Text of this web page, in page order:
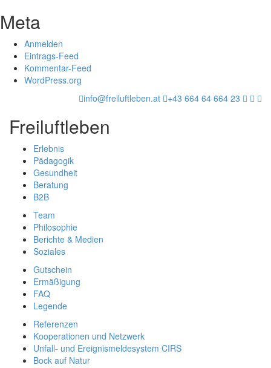
Meta
Anmelden
Eintrags-Feed
Kommentar-Feed
WordPress.org
info@freiluftleben.at
+43 664 64 664 23
Freiluftleben
Erlebnis
Pädagogik
Gesundheit
Beratung
B2B
Team
Philosophie
Berichte & Medien
Soziales
Gutschein
Ermäßigung
FAQ
Legende
Referenzen
Kooperationen und Netzwerk
Unfall- und Ereignismeldesystem CIRS
Bock auf Natur